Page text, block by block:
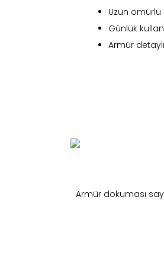
Uzun ömürlü
Günlük
Armür detaylı
Armür dokuması